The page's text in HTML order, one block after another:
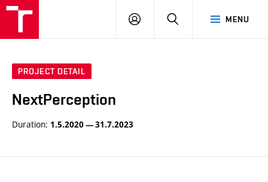
MENU
LOG
SEARCH
PROJECT DETAIL
NextPerception
Duration: 1.5.2020 — 31.7.2023